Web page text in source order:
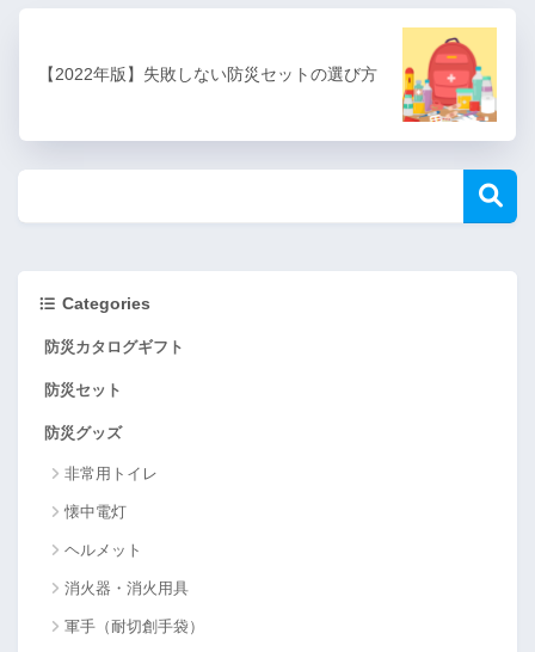
【2022年版】失敗しない防災セットの選び方
Categories
防災カタログギフト
防災セット
防災グッズ
非常用トイレ
懐中電灯
ヘルメット
消火器・消火用具
軍手（耐切創手袋）